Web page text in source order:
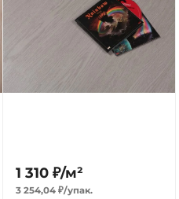
1 310 ₽/м²
3 254,04 ₽/упак.